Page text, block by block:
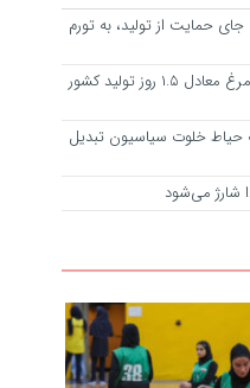
جای حمایت از تولید، به تورم
صادرات ۱۰ هزار تن مرغ معادل ۱.۵ روز تولید کشور
حیاط خلوت سیاسیون تبدیل
شارژ می‌شود